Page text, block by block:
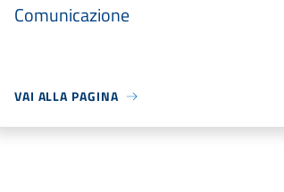
Comunicazione
VAI ALLA PAGINA